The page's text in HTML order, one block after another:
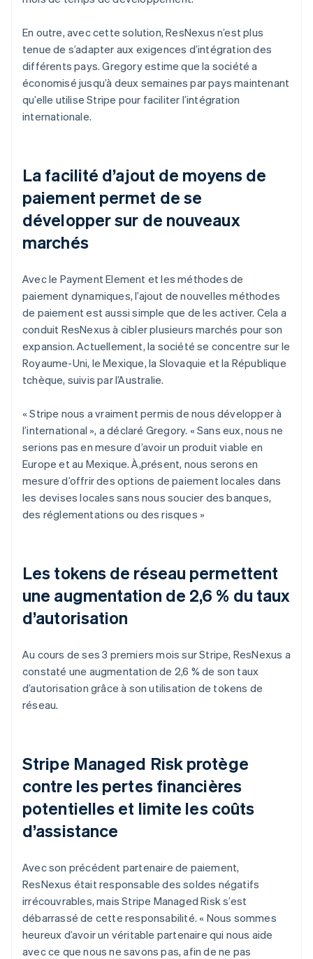
En outre, avec cette solution, ResNexus n’est plus
tenue de s’adapter aux exigences d’intégration des
différents pays. Gregory estime que la société a
économisé jusqu’à deux semaines par pays maintenant
qu’elle utilise Stripe pour faciliter l’intégration
internationale.
La facilité d’ajout de moyens de
paiement permet de se
développer sur de nouveaux
marchés
Avec le Payment Element et les méthodes de
paiement dynamiques, l’ajout de nouvelles méthodes
de paiement est aussi simple que de les activer. Cela a
conduit ResNexus à cibler plusieurs marchés pour son
expansion. Actuellement, la société se concentre sur le
Royaume-Uni, le Mexique, la Slovaquie et la République
tchèque, suivis par l’Australie.
« Stripe nous a vraiment permis de nous développer à
l’international », a déclaré Gregory. « Sans eux, nous ne
serions pas en mesure d’avoir un produit viable en
Europe et au Mexique. À,présent, nous serons en
mesure d’offrir des options de paiement locales dans
les devises locales sans nous soucier des banques,
des réglementations ou des risques »
Les tokens de réseau permettent
une augmentation de 2,6 % du taux
d’autorisation
Au cours de ses 3 premiers mois sur Stripe, ResNexus a
constaté une augmentation de 2,6 % de son taux
d’autorisation grâce à son utilisation de tokens de
réseau.
Stripe Managed Risk protège
contre les pertes financières
potentielles et limite les coûts
d’assistance
Avec son précédent partenaire de paiement,
ResNexus était responsable des soldes négatifs
irrécouvrables, mais Stripe Managed Risk s’est
débarrassé de cette responsabilité. « Nous sommes
heureux d’avoir un véritable partenaire qui nous aide
avec ce que nous ne savons pas, afin de ne pas